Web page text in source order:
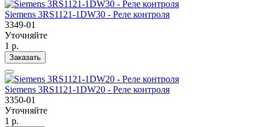
Siemens 3RS1121-1DW30 - Реле контроля
3349-01
Уточняйте
1 р.
Заказать
Siemens 3RS1121-1DW20 - Реле контроля
3350-01
Уточняйте
1 р.